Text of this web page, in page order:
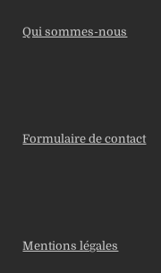
Qui sommes-nous
Formulaire de contact
Mentions légales